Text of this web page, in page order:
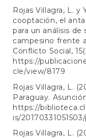
Rojas Villagra, L. y
cooptación, el
para un análisis
campesino frente
Conflicto Social,
https://
cle/view/8179
Rojas Villagra, L.
Paraguay.
https://
is/
Rojas Villagra, L.